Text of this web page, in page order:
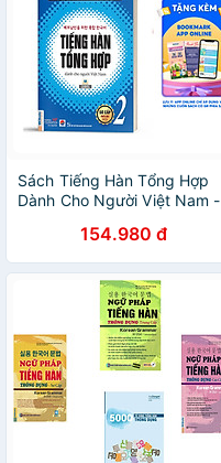
Sách Tiếng Hàn Tổng Hợp
Dành Cho Người Việt Nam -
154.980 đ